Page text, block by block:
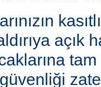
açık